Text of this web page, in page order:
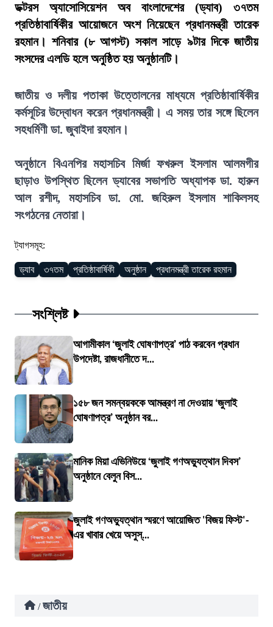
ডক্টরস অ্যাসোসিয়েশন অব বাংলাদেশের (ড্যাব) ৩৭তম
প্রতিষ্ঠাবার্ষিকীর আয়োজনে অংশ নিয়েছেন প্রধানমন্ত্রী তারেক
রহমান। শনিবার (৮ আগস্ট) সকাল সাড়ে ৯টার দিকে জাতীয়
সংসদের এলডি হলে অনুষ্ঠিত হয় অনুষ্ঠানটি।
জাতীয় ও দলীয় পতাকা উত্তোলনের মাধ্যমে প্রতিষ্ঠাবার্ষিকীর
কর্মসূচির উদ্বোধন করেন প্রধানমন্ত্রী। এ সময় তার সঙ্গে ছিলেন
সহধর্মিণী ডা. জুবাইদা রহমান।
অনুষ্ঠানে বিএনপির মহাসচিব মির্জা ফখরুল ইসলাম আলমগীর
ছাড়াও উপস্থিত ছিলেন ড্যাবের সভাপতি অধ্যাপক ডা. হারুন
আল রশীদ, মহাসচিব ডা. মো. জহিরুল ইসলাম শাকিলসহ
সংগঠনের নেতারা।
ট্যাগসমূহ:
ড্যাব ৩৭তম প্রতিষ্ঠাবার্ষিকী অনুষ্ঠান প্রধানমন্ত্রী তারেক রহমান
সংশ্লিষ্ট
আগামীকাল ‘জুলাই ঘোষণাপত্র’ পাঠ করবেন প্রধান
উপদেষ্টা, রাজধানীতে দ...
১৫৮ জন সমন্বয়ককে আমন্ত্রণ না দেওয়ায় ‘জুলাই
ঘোষণাপত্র’ অনুষ্ঠান বর...
মানিক মিয়া এভিনিউয়ে ‘জুলাই গণঅভ্যুত্থান দিবস’
অনুষ্ঠানে বেলুন বিস...
জুলাই গণঅভ্যুত্থান স্মরণে আয়োজিত 'বিজয় ফিস্ট'-
এর খাবার খেয়ে অসুস্...
/ জাতীয়